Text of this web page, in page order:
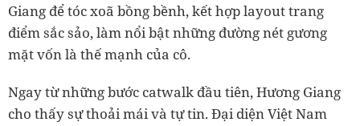
Giang để tóc xoã bồng bềnh, kết hợp layout trang
điểm sắc sảo, làm nổi bật những đường nét gương
mặt vốn là thế mạnh của cô.
Ngay từ những bước catwalk đầu tiên, Hương Giang
cho thấy sự thoải mái và tự tin. Đại diện Việt Nam